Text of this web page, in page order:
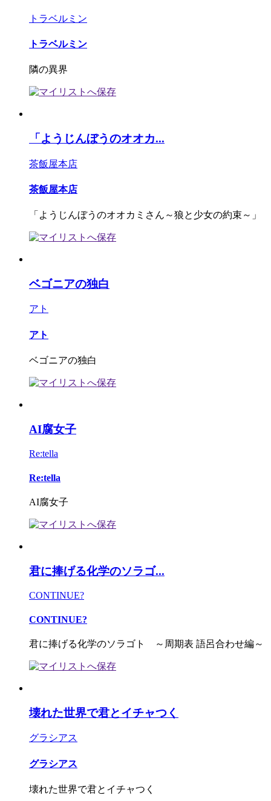
トラベルミン
トラベルミン
隣の異界
「ようじんぼうのオオカ...
茶飯屋本店
茶飯屋本店
「ようじんぼうのオオカミさん～狼と少女の約束～」
ベゴニアの独白
アト
アト
ベゴニアの独白
AI腐女子
Re:tella
Re:tella
AI腐女子
君に捧げる化学のソラゴ...
CONTINUE?
CONTINUE?
君に捧げる化学のソラゴト ～周期表 語呂合わせ編～
壊れた世界で君とイチャつく
グラシアス
グラシアス
壊れた世界で君とイチャつく